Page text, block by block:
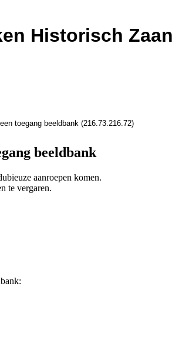
Historisch
toegang beeldbank (216.73.216.72)
beeldbank
aanroepen komen.
te vergaren.